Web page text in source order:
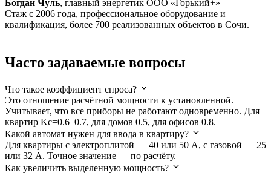
Богдан Чуль, главный энергетик ООО «Горький+»
Стаж с 2006 года, профессиональное оборудование и
квалификация, более 700 реализованных объектов в Сочи.
Часто задаваемые вопросы
Что такое коэффициент спроса?
Это отношение расчётной мощности к установленной.
Учитывает, что все приборы не работают одновременно. Для
квартир Kc=0.6–0.7, для домов 0.5, для офисов 0.8.
Какой автомат нужен для ввода в квартиру?
Для квартиры с электроплитой — 40 или 50 А, с газовой — 25
или 32 А. Точное значение — по расчёту.
Как увеличить выделенную мощность?